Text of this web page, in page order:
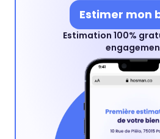
Estimer mon
Estimation 100%